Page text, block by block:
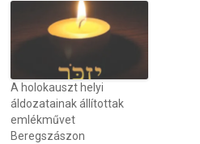
A holokauszt helyi
áldozatainak állítottak
emlékművet
Beregszászon